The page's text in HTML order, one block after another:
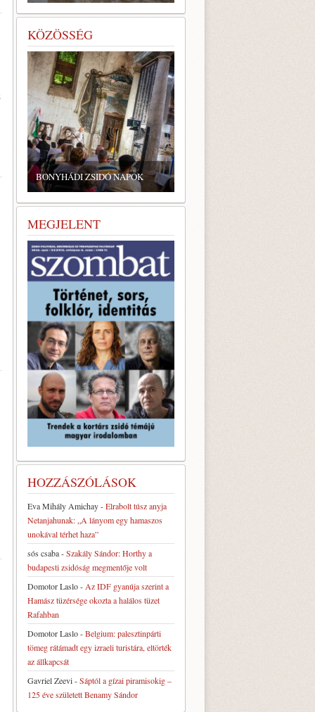
KÖZÖSSÉG
BONYHÁDI ZSIDÓ NAPOK
MEGJELENT
HOZZÁSZÓLÁSOK
Eva Mihály Amichay-Elrabolt túsz anyja
Netanjahunak: „A lányom egy hamaszos
unokával térhet haza”
sós csaba-Szakály Sándor: Horthy a
budapesti zsidóság megmentője volt
Domotor Laslo- Az IDF gyanúja szerint a
Hamász tüzérsége okozta a halálos tüzet
Rafahban
Domotor Laslo-Belgium: palesztinpárti
tömeg rátámadt egy izraeli turistára, eltörték
az állkapcsát
Gavriel Zeevi-Sáptól a gízai piramisokig –
125 éve született Benamy Sándor